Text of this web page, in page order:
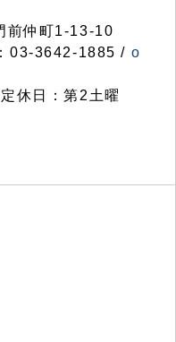
仲町1-13-10
03-3642-1885 / o
休日：第2土曜